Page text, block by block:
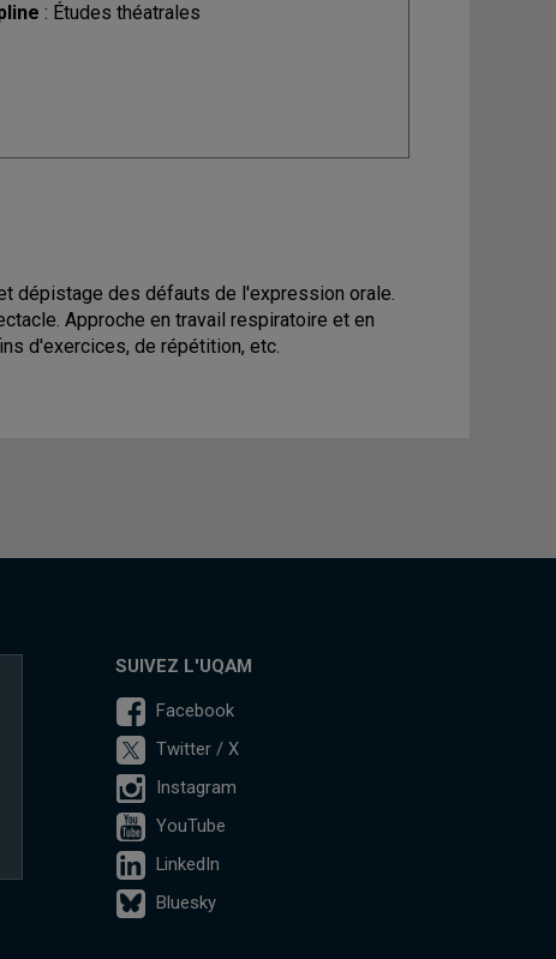
: Études théatrales
dépistage des défauts de l'expression orale.
Approche en travail respiratoire et en
d'exercices, de répétition, etc.
SUIVEZ L'UQAM
Facebook
Twitter / X
Instagram
YouTube
LinkedIn
Bluesky